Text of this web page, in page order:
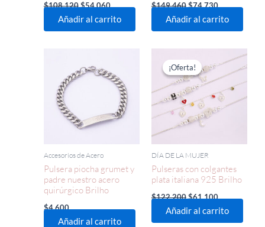
$108.120$54.060
Añadir al carrito
$149.460$74.730
Añadir al carrito
Accesorios de Acero
Pulsera piocha grumet y
padre nuestro acero
quirúrgico Brilho
$4.600
Añadir al carrito
¡Oferta!
¡Oferta!
DÍA DE LA MUJER
Pulseras con colgantes
plata italiana 925 Brilho
$122.200
precio
original
era:
$122.200.
$61.100
precio
actual
es:
$61.100.
Añadir al carrito